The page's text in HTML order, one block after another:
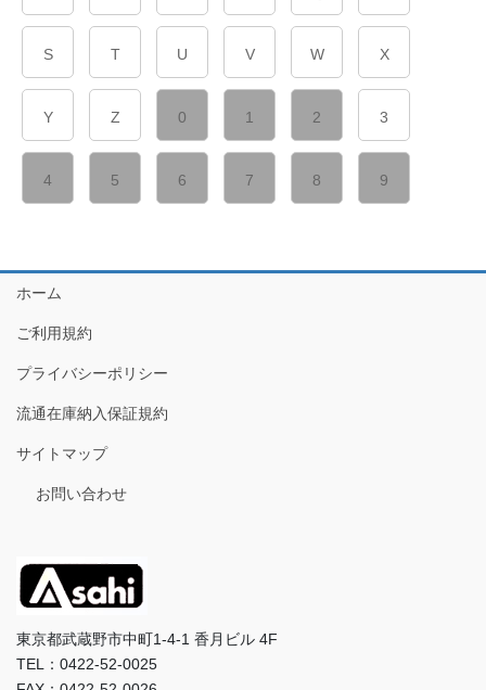
S T U V W X
Y Z 0 1 2 3
4 5 6 7 8 9
ホーム
ご利用規約
プライバシーポリシー
流通在庫納入保証規約
サイトマップ
お問い合わせ
東京都武蔵野市中町1-4-1 香月ビル 4F
TEL：0422-52-0025